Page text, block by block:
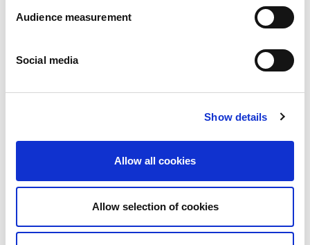
Audience measurement
Social media
Show details
Allow all cookies
Allow selection of cookies